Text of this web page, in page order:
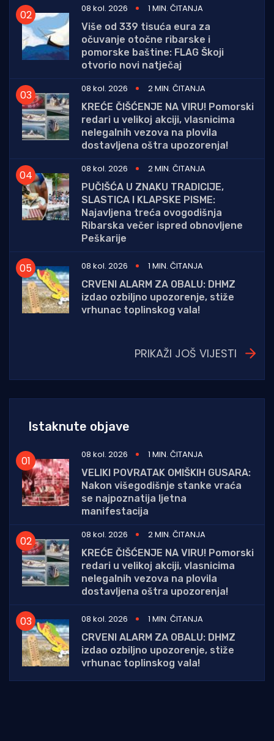
08 kol. 2026
1 MIN. ČITANJA
Više od 339 tisuća eura za
očuvanje otočne ribarske i
pomorske baštine: FLAG Škoji
otvorio novi natječaj
08 kol. 2026
2 MIN. ČITANJA
KREĆE ČIŠĆENJE NA VIRU! Pomorski
redari u velikoj akciji, vlasnicima
nelegalnih vezova na plovila
dostavljena oštra upozorenja!
08 kol. 2026
2 MIN. ČITANJA
PUČIŠĆA U ZNAKU TRADICIJE,
SLASTICA I KLAPSKE PISME:
Najavljena treća ovogodišnja
Ribarska večer ispred obnovljene
Peškarije
08 kol. 2026
1 MIN. ČITANJA
CRVENI ALARM ZA OBALU: DHMZ
izdao ozbiljno upozorenje, stiže
vrhunac toplinskog vala!
PRIKAŽI JOŠ VIJESTI
Istaknute objave
08 kol. 2026
1 MIN. ČITANJA
VELIKI POVRATAK OMIŠKIH GUSARA:
Nakon višegodišnje stanke vraća
se najpoznatija ljetna
manifestacija
08 kol. 2026
2 MIN. ČITANJA
KREĆE ČIŠĆENJE NA VIRU! Pomorski
redari u velikoj akciji, vlasnicima
nelegalnih vezova na plovila
dostavljena oštra upozorenja!
08 kol. 2026
1 MIN. ČITANJA
CRVENI ALARM ZA OBALU: DHMZ
izdao ozbiljno upozorenje, stiže
vrhunac toplinskog vala!